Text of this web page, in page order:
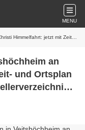
MENU
+ Ausstellerverzeichnis Hobbykunstausstellung
an